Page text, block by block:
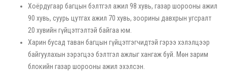
Хоёрдугаар багцын бэлтгэл ажил 98 хувь, газар шорооны ажил
90 хувь, суурь цутгах ажил 70 хувь, зоорины давхрын угсралт
20 хувийн гүйцэтгэлтэй байгаа юм.
Харин бусад таван багцын гүйцэтгэгчидтэй гэрээ хэлэлцээр
байгуулахын зэрэгцээ бэлтгэл ажлыг хангаж буй. Мөн зарим
блокийн газар шорооны ажил эхэлсэн.